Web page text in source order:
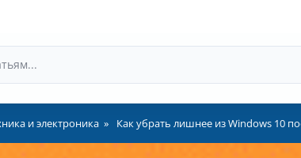
и электроника Как убрать лишнее из Windows 10